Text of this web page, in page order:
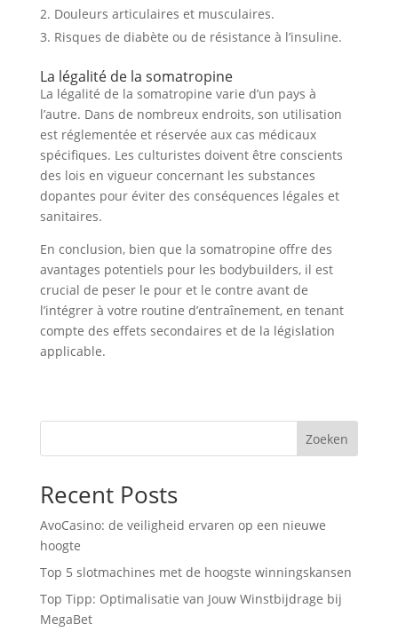
Douleurs articulaires et musculaires.
Risques de diabète ou de résistance à l’insuline.
La légalité de la somatropine
La légalité de la somatropine varie d’un pays à
l’autre. Dans de nombreux endroits, son utilisation
est réglementée et réservée aux cas médicaux
spécifiques. Les culturistes doivent être conscients
des lois en vigueur concernant les substances
dopantes pour éviter des conséquences légales et
sanitaires.
En conclusion, bien que la somatropine offre des
avantages potentiels pour les bodybuilders, il est
crucial de peser le pour et le contre avant de
l’intégrer à votre routine d’entraînement, en tenant
compte des effets secondaires et de la législation
applicable.
Zoeken
Recent Posts
AvoCasino: de veiligheid ervaren op een nieuwe
hoogte
Top 5 slotmachines met de hoogste winningskansen
Top Tipp: Optimalisatie van Jouw Winstbijdrage bij
MegaBet